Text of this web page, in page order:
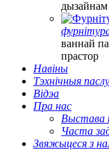
дызайнам
ваннай
прастор
Навіны
Тэхнічныя
Відэа
Пра нас
Выстава
Часта
Звяжыцеся з